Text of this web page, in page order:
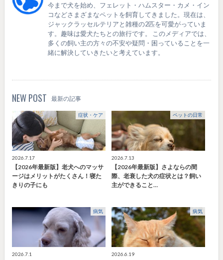
今まで犬を始め、フェレット・ハムスター・カメ・イン
コなどさまざまなペットを飼育してきました。現在は、
ジャックラッセルテリアと雑種の2匹を可愛がっていま
す。趣味は愛犬たちとの旅行です。 このメディアでは、
多くの飼い主の方々の不安や疑問・困っていることを一
緒に解決していきたいと考えています。
NEW POST 最新の記事
症状・ケア
2026.7.17
【2026年最新版】老犬へのマッサ
ージはメリットがたくさん！寝た
きりの子にも
ペットの日常
2026.7.13
【2026年最新版】さよならの間
際、老衰した犬の症状とは？飼い
主ができること…
病気
2026.7.1
病気
2026.6.19